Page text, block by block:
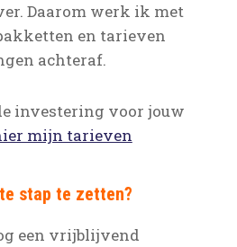
Daarom werk ik met
en tarieven
achteraf.
investering voor jouw
mijn tarieven
stap te zetten?
een vrijblijvend